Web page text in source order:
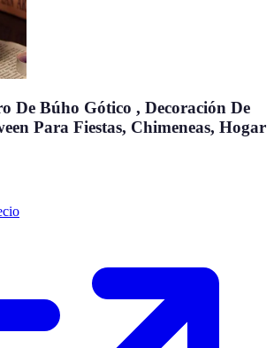
De Búho Gótico , Decoración De
Para Fiestas, Chimeneas, Hogar